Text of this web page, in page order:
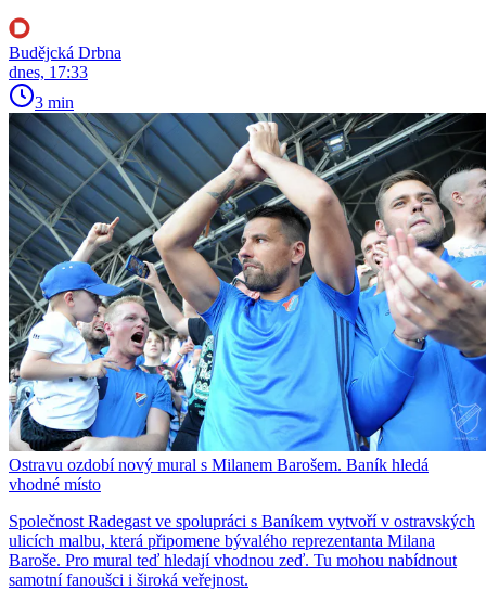
Budějcká Drbna
dnes, 17:33
3 min
Ostravu ozdobí nový mural s Milanem Barošem. Baník hledá
vhodné místo
Společnost Radegast ve spolupráci s Baníkem vytvoří v ostravských
ulicích malbu, která připomene bývalého reprezentanta Milana
Baroše. Pro mural teď hledají vhodnou zeď. Tu mohou nabídnout
samotní fanoušci i široká veřejnost.